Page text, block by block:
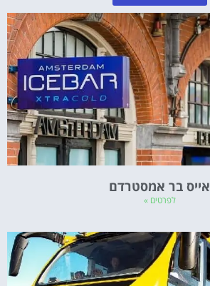
אייס בר אמסטרדם
לפרטים »